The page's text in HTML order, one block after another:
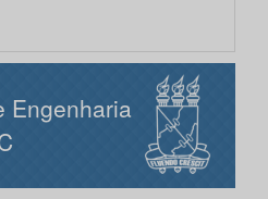
Engenharia